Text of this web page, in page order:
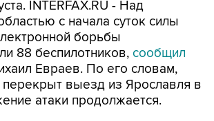
INTERFAX.RU - Над
с начала суток силы
борьбы
88 беспилотников, сообщил
Евраев. По его словам,
перекрыт выезд из Ярославля в
атаки продолжается.